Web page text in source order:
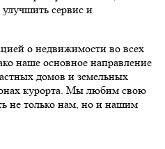
сервис и
о недвижимости во всех
наше основное направление
домов и земельных
курорта. Мы любим свою
не только нам, но и нашим